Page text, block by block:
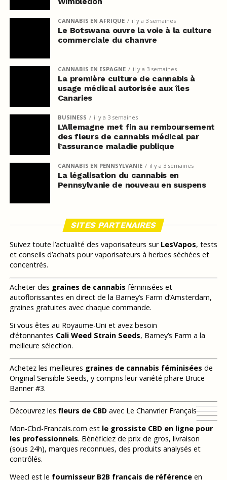
CANNABIS EN AFRIQUE il y a 3 semaines
Le Botswana ouvre la voie à la culture
commerciale du chanvre
CANNABIS EN ESPAGNE il y a 3 semaines
La première culture de cannabis à
usage médical autorisée aux îles
Canaries
BUSINESS il y a 3 semaines
L’Allemagne met fin au remboursement
des fleurs de cannabis médical par
l’assurance maladie publique
CANNABIS EN PENNSYLVANIE il y a 3 semaines
La légalisation du cannabis en
Pennsylvanie de nouveau en suspens
SITES PARTENAIRES
Suivez toute l’actualité des vaporisateurs sur LesVapos, tests
et conseils d’achats pour vaporisateurs à herbes séchées et
concentrés.
Acheter des graines de cannabis féminisées et
autoflorissantes en direct de la Barney’s Farm d’Amsterdam,
graines gratuites avec chaque commande.
Si vous êtes au Royaume-Uni et avez besoin
d’étonnantes Cali Weed Strain Seeds, Barney’s Farm a la
meilleure sélection.
Achetez les meilleures graines de cannabis féminisées de
Original Sensible Seeds, y compris leur variété phare Bruce
Banner #3.
Découvrez les fleurs de CBDavec Le Chanvrier Français
Mon-Cbd-Francais.com est le grossiste CBD en ligne pour
les professionnels. Bénéficiez de prix de gros, livraison
(sous 24h), marques reconnues, des produits analysés et
contrôlés.
Weecl est le fournisseur B2B français de référenceen